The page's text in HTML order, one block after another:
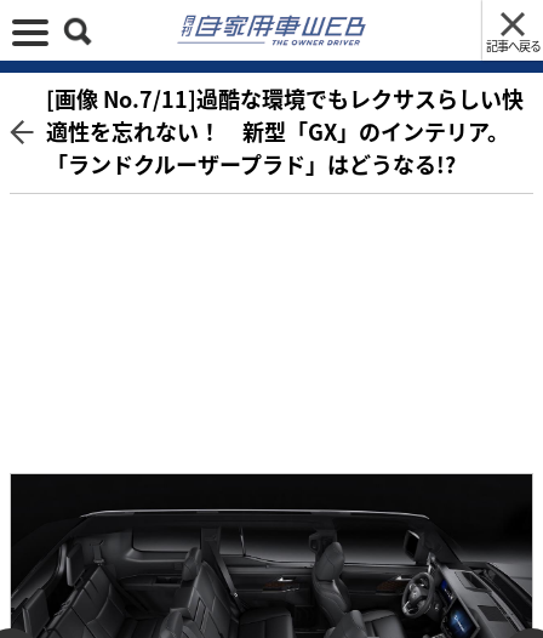
記事へ戻る
[画像 No.7/11]過酷な環境でもレクサスらしい快
適性を忘れない！ 新型「GX」のインテリア。
「ランドクルーザープラド」はどうなる!?